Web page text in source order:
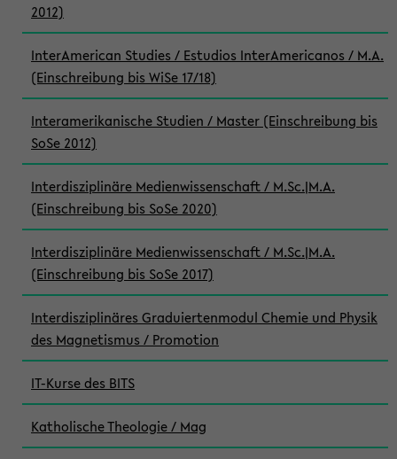
2012)
InterAmerican Studies / Estudios InterAmericanos / M.A.
(Einschreibung bis WiSe 17/18)
Interamerikanische Studien / Master (Einschreibung bis
SoSe 2012)
Interdisziplinäre Medienwissenschaft / M.Sc.|M.A.
(Einschreibung bis SoSe 2020)
Interdisziplinäre Medienwissenschaft / M.Sc.|M.A.
(Einschreibung bis SoSe 2017)
Interdisziplinäres Graduiertenmodul Chemie und Physik
des Magnetismus / Promotion
IT-Kurse des BITS
Katholische Theologie / Mag